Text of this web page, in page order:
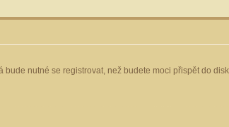
nutné se registrovat, než budete moci přispět do